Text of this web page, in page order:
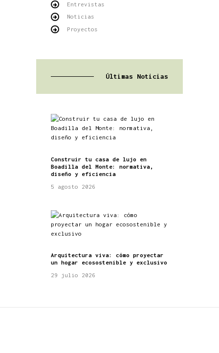
Entrevistas
Noticias
Proyectos
Últimas Noticias
Construir tu casa de lujo en
Boadilla del Monte: normativa,
diseño y eficiencia
5 agosto 2026
Arquitectura viva: cómo proyectar
un hogar ecosostenible y exclusivo
29 julio 2026